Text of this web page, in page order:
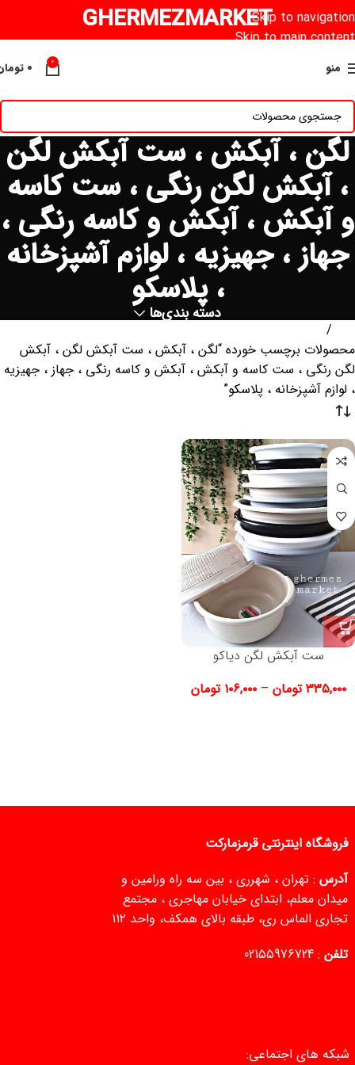
Skip to navigation
Skip to main content
GHERMEZMARKET
منو 0 ۰
لگن ، آبکش ، ست آبکش لگن
، آبکش لگن رنگی ، ست کاسه
و آبکش ، آبکش و کاسه رنگی ،
جهاز ، جهیزیه ، لوازم آشپزخانه
، پلاسکو
دسته بندی‌ها
محصولات برچسب خورده “لگن ، آبکش ، ست آبکش لگن ، آبکش
لگن رنگی ، ست کاسه و آبکش ، آبکش و کاسه رنگی ، جهاز ، جهیزیه
، لوازم آشپزخانه ، پلاسکو”
ست آبکش لگن دیاکو
۳۳۵,۰۰۰ تومان – ۱۰۶,۰۰۰ تومان
فروشگاه اینترنتی قرمزمارکت
آدرس : تهران ، شهرری ، بین سه راه ورامین و
میدان معلم، ابتدای خیابان مهاجری ، مجتمع
تجاری الماس ری، طبقه بالای همکف، واحد ۱۱۲
تلفن :
02155976724
شبکه های اجتماعی: